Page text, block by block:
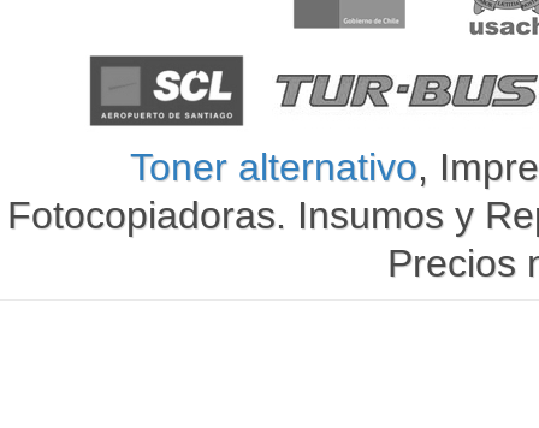
Toner alternativo,
Fotocopiadoras. Insumos y
Precios